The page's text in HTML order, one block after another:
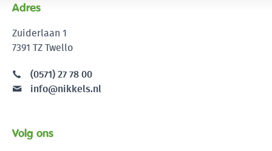
Adres
Zuiderlaan 1
7391 TZ Twello
(0571) 27 78 00
info@nikkels.nl
Volg ons